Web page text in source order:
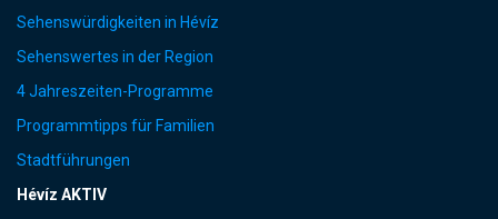
Sehenswürdigkeiten in Hévíz
Sehenswertes in der Region
4 Jahreszeiten-Programme
Programmtipps für Familien
Stadtführungen
Hévíz AKTIV